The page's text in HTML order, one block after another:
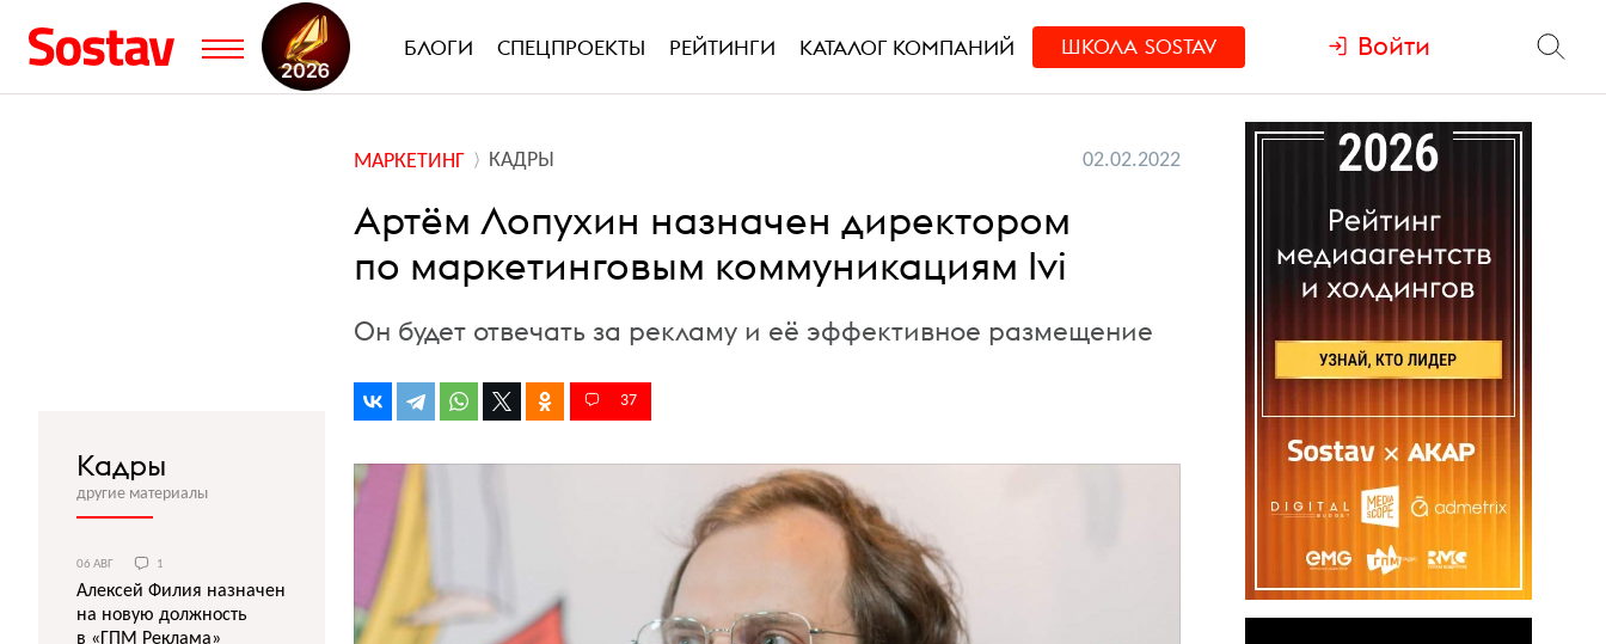
БЛОГИ СПЕЦПРОЕКТЫ РЕЙТИНГИ КАТАЛОГ КОМПАНИЙ ШКОЛА SOSTAV Войти
МАРКЕТИНГ КАДРЫ 02.02.2022
Артём Лопухин назначен директором
по маркетинговым коммуникациям Ivi
Он будет отвечать за рекламу и её эффективное размещение
37
Кадры
другие материалы
06 АВГ 1
Алексей Филия назначен
на новую должность
в «ГПМ Реклама»